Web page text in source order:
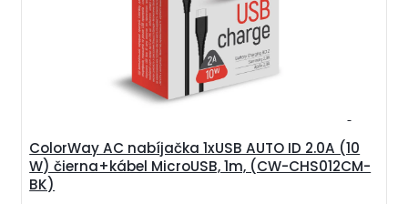
ColorWay AC nabíjačka 1xUSB AUTO ID 2.0A (10
W) čierna+kábel MicroUSB, 1m, (CW-CHS012CM-
BK)